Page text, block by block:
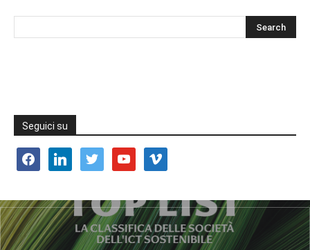
Seguici su
facebooklinkedin twitter youtube vimeo